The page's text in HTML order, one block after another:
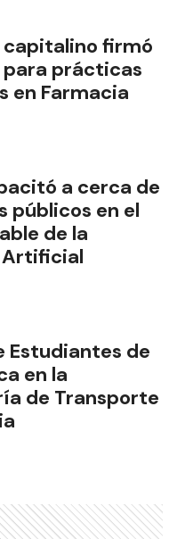
capitalino firmó
para prácticas
en Farmacia
a cerca de
públicos en el
de la
Estudiantes de
en la
de Transporte